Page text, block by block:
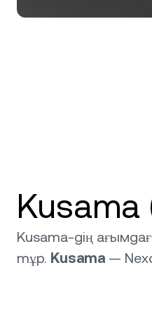
Kusama-дің
тұр. Kusama —